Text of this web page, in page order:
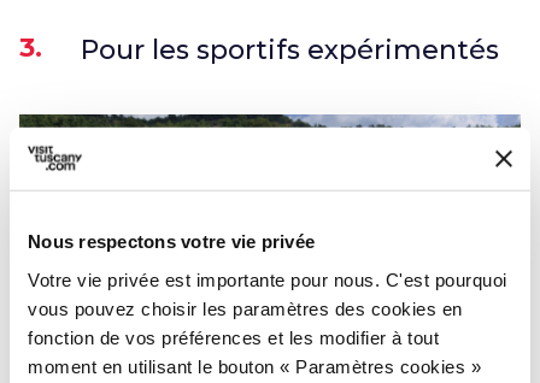
Nous respectons votre vie privée
Votre vie privée est importante pour nous. C'est pourquoi
vous pouvez choisir les paramètres des cookies en
fonction de vos préférences et les modifier à tout
moment en utilisant le bouton « Paramètres cookies »
3. Pour les sportifs expérimentés